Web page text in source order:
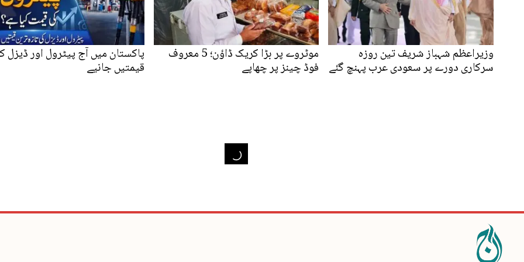
وزیراعظم شہباز شریف تین روزہ
سرکاری دورے پر سعودی عرب پہنچ گئے
موٹروے پر بڑا کریک ڈاؤن؛ 5 معروف
فوڈ چینز پر چھاپے
پاکستان میں آج پیٹرول اور ڈیزل
قیمتیں جانیے